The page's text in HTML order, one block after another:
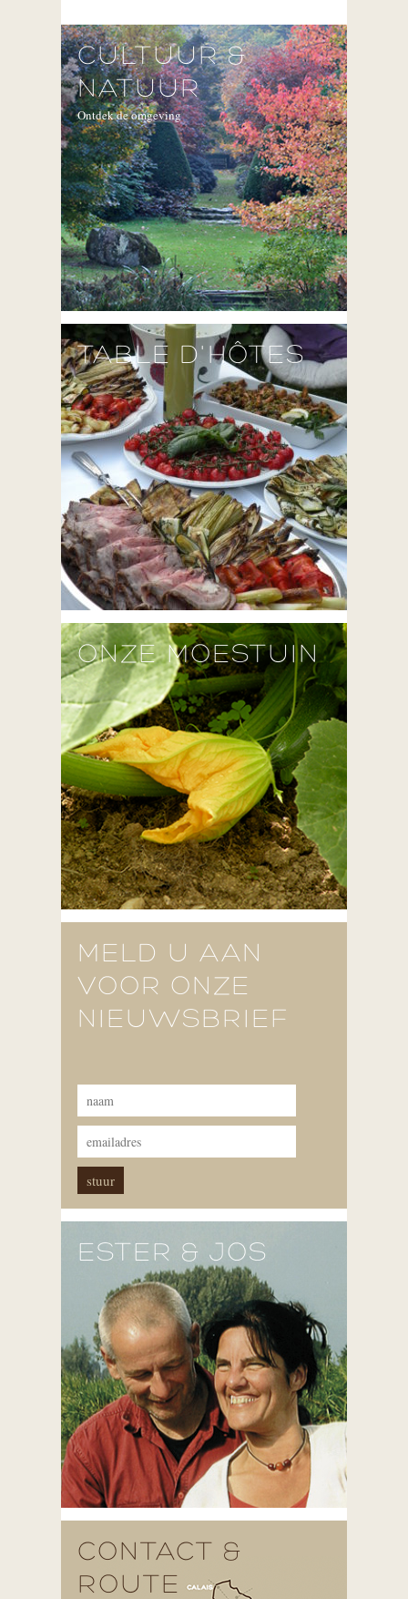
CULTUUR &
NATUUR
Ontdek de omgeving
TABLE D'HÔTES
ONZE MOESTUIN
MELD U AAN
VOOR ONZE
NIEUWSBRIEF
ESTER & JOS
CONTACT &
ROUTE